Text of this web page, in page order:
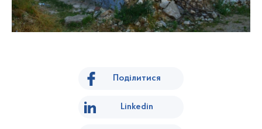
Поділитися
Linkedin